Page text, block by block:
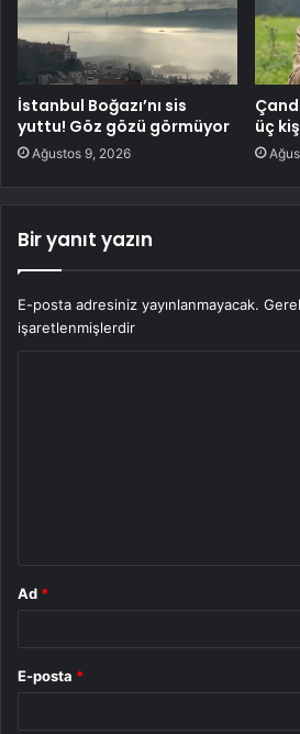
İstanbul Boğazı’nı sis
yuttu! Göz gözü görmüyor
Ağustos 9, 2026
üç
Bir yanıt yazın
E-posta adresiniz yayınlanmayacak.
işaretlenmişlerdir
Ad *
E-posta *